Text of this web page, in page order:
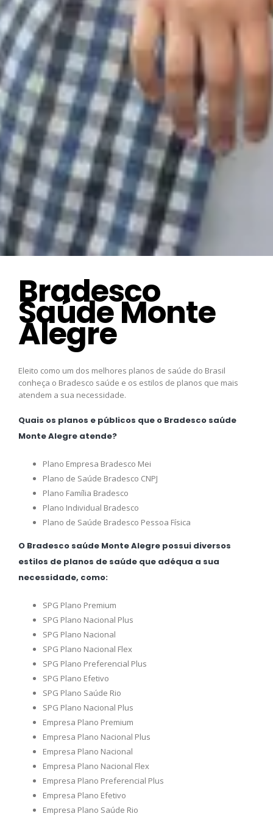
Bradesco
Saúde Monte
Alegre
Eleito como um dos melhores planos de saúde do Brasil
conheça o Bradesco saúde e os estilos de planos que mais
atendem a sua necessidade.
Quais os planos e públicos que o Bradesco saúde
Monte Alegre atende?
Plano Empresa Bradesco Mei
Plano de Saúde Bradesco CNPJ
Plano Família Bradesco
Plano Individual Bradesco
Plano de Saúde Bradesco Pessoa Física
O Bradesco saúde Monte Alegre possui diversos
estilos de planos de saúde que adéqua a sua
necessidade, como:
SPG Plano Premium
SPG Plano Nacional Plus
SPG Plano Nacional
SPG Plano Nacional Flex
SPG Plano Preferencial Plus
SPG Plano Efetivo
SPG Plano Saúde Rio
SPG Plano Nacional Plus
Empresa Plano Premium
Empresa Plano Nacional Plus
Empresa Plano Nacional
Empresa Plano Nacional Flex
Empresa Plano Preferencial Plus
Empresa Plano Efetivo
Empresa Plano Saúde Rio